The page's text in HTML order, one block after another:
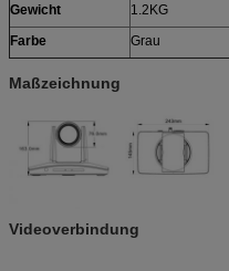
Gewicht
1.2KG
Farbe
Grau
Maßzeichnung
Videoverbindung